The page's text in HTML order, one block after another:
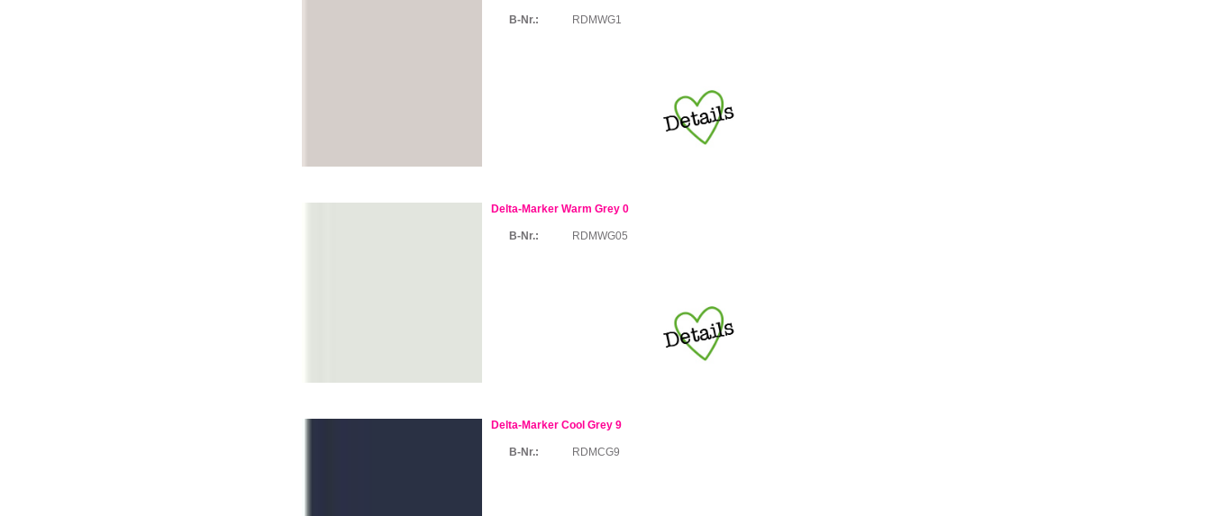
B-Nr.: RDMWG1
Delta-Marker Warm Grey 0
B-Nr.: RDMWG05
Delta-Marker Cool Grey 9
B-Nr.: RDMCG9